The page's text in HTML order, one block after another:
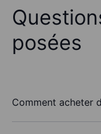
posées
Comment acheter